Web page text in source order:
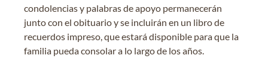
condolencias y palabras de apoyo permanecerán
junto con el obituario y se incluirán en un libro de
recuerdos impreso, que estará disponible para que la
familia pueda consolar a lo largo de los años.